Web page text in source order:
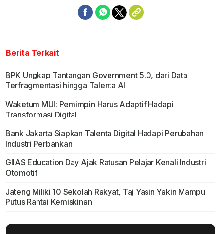
Berita Terkait
BPK Ungkap Tantangan Government 5.0, dari Data
Terfragmentasi hingga Talenta AI
Waketum MUI: Pemimpin Harus Adaptif Hadapi
Transformasi Digital
Bank Jakarta Siapkan Talenta Digital Hadapi Perubahan
Industri Perbankan
GIIAS Education Day Ajak Ratusan Pelajar Kenali Industri
Otomotif
Jateng Miliki 10 Sekolah Rakyat, Taj Yasin Yakin Mampu
Putus Rantai Kemiskinan